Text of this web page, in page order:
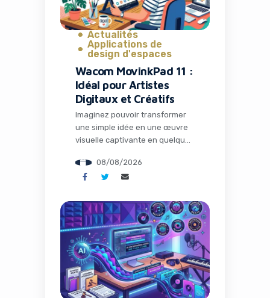
à ce moment que le […]
Actualités
Applications de
design d'espaces
Wacom MovinkPad 11 :
Idéal pour Artistes
Digitaux et Créatifs
Imaginez pouvoir transformer
une simple idée en une œuvre
visuelle captivante en quelques
canapé ou votre bureau
nomade. Dans un monde où le
sur les réseaux sociaux et les
campagnes marketing,
disposer du bon outil peut faire
toute la différence entre un
projet amateur et une […]
08/08/2026